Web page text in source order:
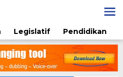
Legislatif Pendidikan